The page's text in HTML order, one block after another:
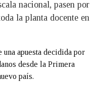
nacional, pasen por
la planta docente en
apuesta decidida por
desde la Primera
país.